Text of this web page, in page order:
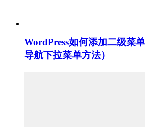
WordPress如何添加二级菜
导航下拉菜单方法）